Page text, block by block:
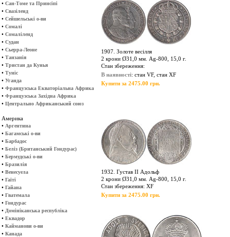
• Сан-Томе та Принсіпі
• Свазіленд
• Сейшельські о-ви
• Сомалі
• Сомаліленд
• Судан
• Сьерра-Леоне
• Танзанія
• Тристан да Кунья
• Туніс
• Уганда
• Французська Екваторіальна Африка
• Французська Західна Африка
• Центрально Африканський союз
Америка
• Аргентина
• Багамські о-ви
• Барбадос
• Беліз (Британський Гондурас)
• Бермудські о-ви
• Бразилія
• Венесуела
• Гаїті
• Гайана
• Гватемала
• Гондурас
• Домініканська республіка
• Еквадор
• Кайманови о-ви
• Канада
1907. Золоте весілля
2 крони Ø31,0 мм. Ag-800, 15,0 г.
Стан збереження:
В наявності: стан VF, стан XF
Купити за 2475.00 грн.
1932. Густав ІІ Адольф
2 крони Ø31,0 мм. Ag-800, 15,0 г.
Стан збереження: XF
Купити за 2475.00 грн.